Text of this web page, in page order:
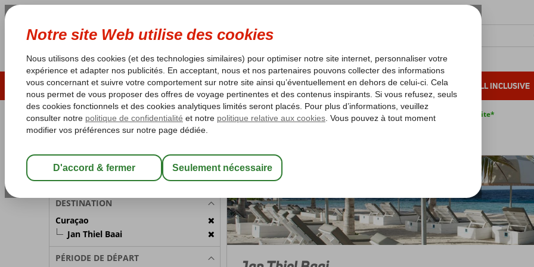
ÉTÉ 2026 LAST MINUTES SOLEIL D'HIVER VACANCES AU SOLEIL ALL INCLUSIVE
Les garanties de vacances Garantie du prix le plus bas* Pas de surcharge carburant Annulation gratuite*
Chambre 1: 2 Personnes
Modifier les participants
DESTINATION
Curaçao
Jan Thiel Baai
PÉRIODE DE DÉPART